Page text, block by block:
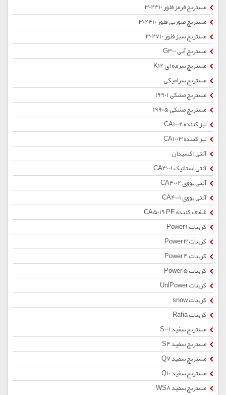
مستربچ قرمز فلور 302310
مستربچ صورتی فلور 302410
مستربچ سبز فلور 302710
مستربچ آبی G300
مستربچ سرمه ای K12
مستربچ سرامیکی
مستربچ مشکی 19901
مستربچ مشکی 19905
لیز کننده CA1002
لیز کننده CA1003
آنتی اکسیدان
آنتی استاتیک CA3001
آنتی یووی CA4002
آنتی یووی CA4001
شفاف کننده CA5019 PE
کربنات Power 1
کربنات Power 3
کربنات Power 4
کربنات Power 5
کربنات UnlPower
کربنات snow
کربنات Rafia
مستربچ سفید S001
مستربچ سفید S4
مستربچ سفید Q7
مستربچ سفید Q10
مستربچ سفید WS8